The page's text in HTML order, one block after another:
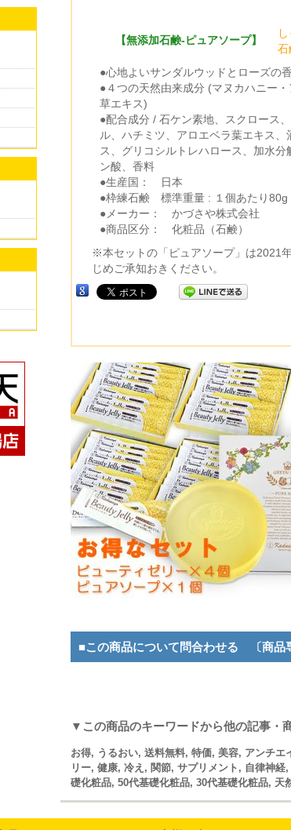
【無添加石鹸-ピュアソープ】
石
●心地よいサンダルウッドとローズの
●４つの天然由来成分 (マヌカハニー
草エキス)
●配合成分 / 石ケン素地、スクロース
ル、ハチミツ、アロエベラ葉エキス
ス、グリコシルトレハロース、加水
ン酸、香料
●生産国： 日本
●枠練石鹸 標準重量 : １個あたり80g
●メーカー： かづさや株式会社
●商品区分： 化粧品（石鹸）
※本セットの「ピュアソープ」は2021
じめご承知おきください。
■この商品について問合わせる 〔商
▼この商品のキーワードから他の記事・
お得, うるおい, 送料無料, 特価, 美容, アンチエ
リー, 健康, 冷え , 関節, サプリメント , 自律神経,
礎化粧品, 50代基礎化粧品, 30代基礎化粧品, 天